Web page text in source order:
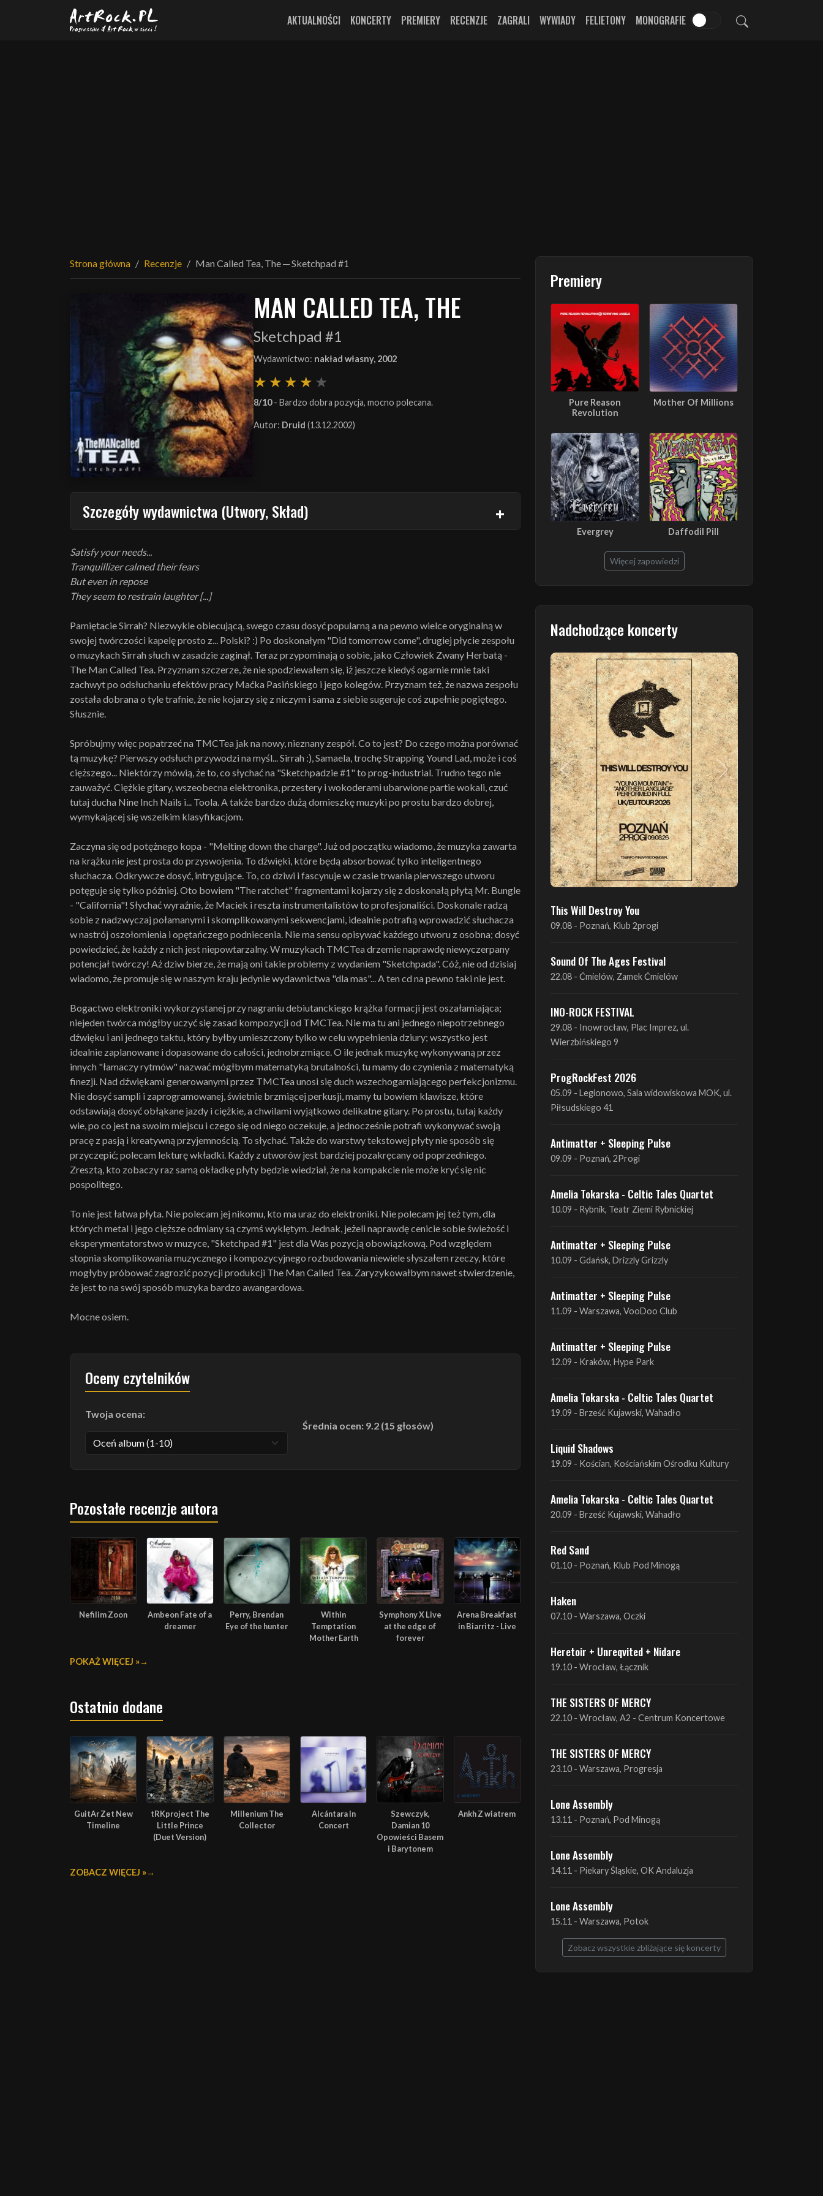
Przejdź do treści głównej
AKTUALNOŚCI KONCERTY PREMIERY RECENZJE ZAGRALI WYWIADY FELIETONY MONOGRAFIE
Strona główna Recenzje Man Called Tea, The ─ Sketchpad #1
MAN CALLED TEA, THE
Sketchpad #1
Wydawnictwo: nakład własny, 2002
8/10- Bardzo dobra pozycja, mocno polecana.
Autor: Druid (13.12.2002)
Szczegóły wydawnictwa (Utwory, Skład)
Satisfy your needs...
Tranquillizer calmed their fears
But even in repose
They seem to restrain laughter [...]
Pamiętacie Sirrah? Niezwykle obiecującą, swego czasu dosyć popularną a na pewno wielce oryginalną w
swojej twórczości kapelę prosto z... Polski? :) Po doskonałym "Did tomorrow come", drugiej płycie zespołu
o muzykach Sirrah słuch w zasadzie zaginął. Teraz przypominają o sobie, jako Człowiek Zwany Herbatą -
The Man Called Tea. Przyznam szczerze, że nie spodziewałem się, iż jeszcze kiedyś ogarnie mnie taki
zachwyt po odsłuchaniu efektów pracy Maćka Pasińskiego i jego kolegów. Przyznam też, że nazwa zespołu
została dobrana o tyle trafnie, że nie kojarzy się z niczym i sama z siebie sugeruje coś zupełnie pogiętego.
Słusznie.
Spróbujmy więc popatrzeć na TMCTea jak na nowy, nieznany zespół. Co to jest? Do czego można porównać
tą muzykę? Pierwszy odsłuch przywodzi na myśl... Sirrah :), Samaela, trochę Strapping Yound Lad, może i coś
cięższego... Niektórzy mówią, że to, co słychać na "Sketchpadzie #1" to prog-industrial. Trudno tego nie
zauważyć. Ciężkie gitary, wszeobecna elektronika, przestery i wokoderami ubarwione partie wokali, czuć
tutaj ducha Nine Inch Nails i... Toola. A także bardzo dużą domieszkę muzyki po prostu bardzo dobrej,
wymykającej się wszelkim klasyfikacjom.
Zaczyna się od potężnego kopa - "Melting down the charge". Już od początku wiadomo, że muzyka zawarta
na krążku nie jest prosta do przyswojenia. To dźwięki, które będą absorbować tylko inteligentnego
słuchacza. Odkrywcze dosyć, intrygujące. To, co dziwi i fascynuje w czasie trwania pierwszego utworu
potęguje się tylko później. Oto bowiem "The ratchet" fragmentami kojarzy się z doskonałą płytą Mr. Bungle
- "California"! Słychać wyraźnie, że Maciek i reszta instrumentalistów to profesjonaliści. Doskonale radzą
sobie z nadzwyczaj połamanymi i skomplikowanymi sekwencjami, idealnie potrafią wprowadzić słuchacza
w nastrój oszołomienia i opętańczego podniecenia. Nie ma sensu opisywać każdego utworu z osobna; dosyć
powiedzieć, że każdy z nich jest niepowtarzalny. W muzykach TMCTea drzemie naprawdę niewyczerpany
potencjał twórczy! Aż dziw bierze, że mają oni takie problemy z wydaniem "Sketchpada". Cóż, nie od dzisiaj
wiadomo, że promuje się w naszym kraju jedynie wydawnictwa "dla mas"... A ten cd na pewno taki nie jest.
Bogactwo elektroniki wykorzystanej przy nagraniu debiutanckiego krążka formacji jest oszałamiająca;
niejeden twórca mógłby uczyć się zasad kompozycji od TMCTea. Nie ma tu ani jednego niepotrzebnego
dźwięku i ani jednego taktu, który byłby umieszczony tylko w celu wypełnienia dziury; wszystko jest
idealnie zaplanowane i dopasowane do całości, jednobrzmiące. O ile jednak muzykę wykonywaną przez
innych "łamaczy rytmów" nazwać mógłbym matematyką brutalności, tu mamy do czynienia z matematyką
finezji. Nad dźwiękami generowanymi przez TMCTea unosi się duch wszechogarniającego perfekcjonizmu.
Nie dosyć sampli i zaprogramowanej, świetnie brzmiącej perkusji, mamy tu bowiem klawisze, które
odstawiają dosyć obłąkane jazdy i ciężkie, a chwilami wyjątkowo delikatne gitary. Po prostu, tutaj każdy
wie, po co jest na swoim miejscu i czego się od niego oczekuje, a jednocześnie potrafi wykonywać swoją
pracę z pasją i kreatywną przyjemnością. To słychać. Także do warstwy tekstowej płyty nie sposób się
przyczepić; polecam lekturę wkładki. Każdy z utworów jest bardziej pozakręcany od poprzedniego.
Zresztą, kto zobaczy raz samą okładkę płyty będzie wiedział, że na kompakcie nie może kryć się nic
pospolitego.
To nie jest łatwa płyta. Nie polecam jej nikomu, kto ma uraz do elektroniki. Nie polecam jej też tym, dla
których metal i jego cięższe odmiany są czymś wyklętym. Jednak, jeżeli naprawdę cenicie sobie świeżość i
eksperymentatorstwo w muzyce, "Sketchpad #1" jest dla Was pozycją obowiązkową. Pod względem
stopnia skomplikowania muzycznego i kompozycyjnego rozbudowania niewiele słyszałem rzeczy, które
mogłyby próbować zagrozić pozycji produkcji The Man Called Tea. Zaryzykowałbym nawet stwierdzenie,
że jest to na swój sposób muzyka bardzo awangardowa.
Mocne osiem.
Oceny czytelników
Twoja ocena:
Średnia ocen: 9.2 (15 głosów)
Pozostałe recenzje autora
Nefilim Zoon
Ambeon Fate of a
dreamer
Perry, Brendan
Eye of the hunter
Within
Temptation
Mother Earth
Symphony X Live
at the edge of
forever
Arena Breakfast
in Biarritz - Live
POKAŻ WIĘCEJ »
Ostatnio dodane
GuitAr Zet New
Timeline
tRKproject The
Little Prince
(Duet Version)
Millenium The
Collector
Alcántara In
Concert
Szewczyk,
Damian 10
Opowieści Basem
i Barytonem
Ankh Z wiatrem
ZOBACZ WIĘCEJ »
Premiery
Pure Reason
Revolution
Mother Of Millions
Evergrey Daffodil Pill
Więcej zapowiedzi
Nadchodzące koncerty
Poprzedni Następny
This Will Destroy You
09.08 - Poznań, Klub 2progi
Sound Of The Ages Festival
22.08 - Ćmielów, Zamek Ćmielów
INO-ROCK FESTIVAL
29.08 - Inowrocław, Plac Imprez, ul.
ProgRockFest 2026
05.09 - Legionowo, Sala widowiskowa MOK, ul.
Antimatter + Sleeping Pulse
09.09 - Poznań, 2Progi
Amelia Tokarska - Celtic Tales Quartet
10.09 - Rybnik, Teatr Ziemi Rybnickiej
Antimatter + Sleeping Pulse
10.09 - Gdańsk, Drizzly Grizzly
Antimatter + Sleeping Pulse
11.09 - Warszawa, VooDoo Club
Antimatter + Sleeping Pulse
12.09 - Kraków, Hype Park
Amelia Tokarska - Celtic Tales Quartet
19.09 - Brześć Kujawski, Wahadło
Liquid Shadows
19.09 - Kościan, Kościańskim Ośrodku Kultury
Amelia Tokarska - Celtic Tales Quartet
20.09 - Brześć Kujawski, Wahadło
Red Sand
01.10 - Poznań, Klub Pod Minogą
Haken
07.10 - Warszawa, Oczki
Heretoir + Unreqvited + Nidare
19.10 - Wrocław, Łącznik
THE SISTERS OF MERCY
22.10 - Wrocław, A2 - Centrum Koncertowe
THE SISTERS OF MERCY
23.10 - Warszawa, Progresja
Lone Assembly
13.11 - Poznań, Pod Minogą
Lone Assembly
14.11 - Piekary Śląskie, OK Andaluzja
Lone Assembly
15.11 - Warszawa, Potok
Zobacz wszystkie zbliżające się koncerty